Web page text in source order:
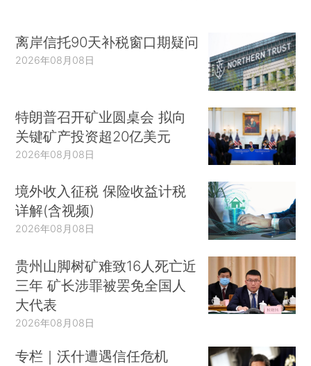
离岸信托90天补税窗口期疑问
2026年08月08日
特朗普召开矿业圆桌会 拟向
关键矿产投资超20亿美元
2026年08月08日
境外收入征税 保险收益计税
详解(含视频)
2026年08月08日
贵州山脚树矿难致16人死亡近
三年 矿长涉罪被罢免全国人
大代表
2026年08月08日
专栏｜沃什遭遇信任危机